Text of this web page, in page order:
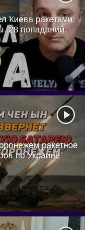
Киева ракетами.
28 попаданий.
ракетное
по Украине